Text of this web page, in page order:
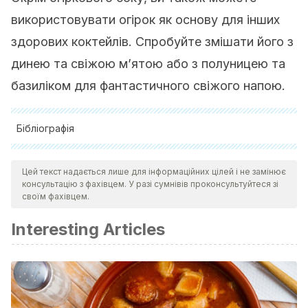
використовувати огірок як основу для інших
здорових коктейлів. Спробуйте змішати його з
динею та свіжою м’ятою або з полуницею та
базиліком для фантастичного свіжого напою.
Бібліографія
Fernandez, M., & Forni, M. (2018). Water/ethanol extract of
Cucumis sativus L. fruit attenuates lipopolysaccharide-
complementary and alternative medicine
Moreno-Pérez, Esaú del C., Pineda-Pineda, Joel, & Reyes-
González, C. Efraín. (2014). Dinámica nutrimental y
Цей текст надається лише для інформаційних цілей і не замінює
консультацію з фахівцем. У разі сумнівів проконсультуйтеся зі
своїм фахівцем.
Interesting Articles